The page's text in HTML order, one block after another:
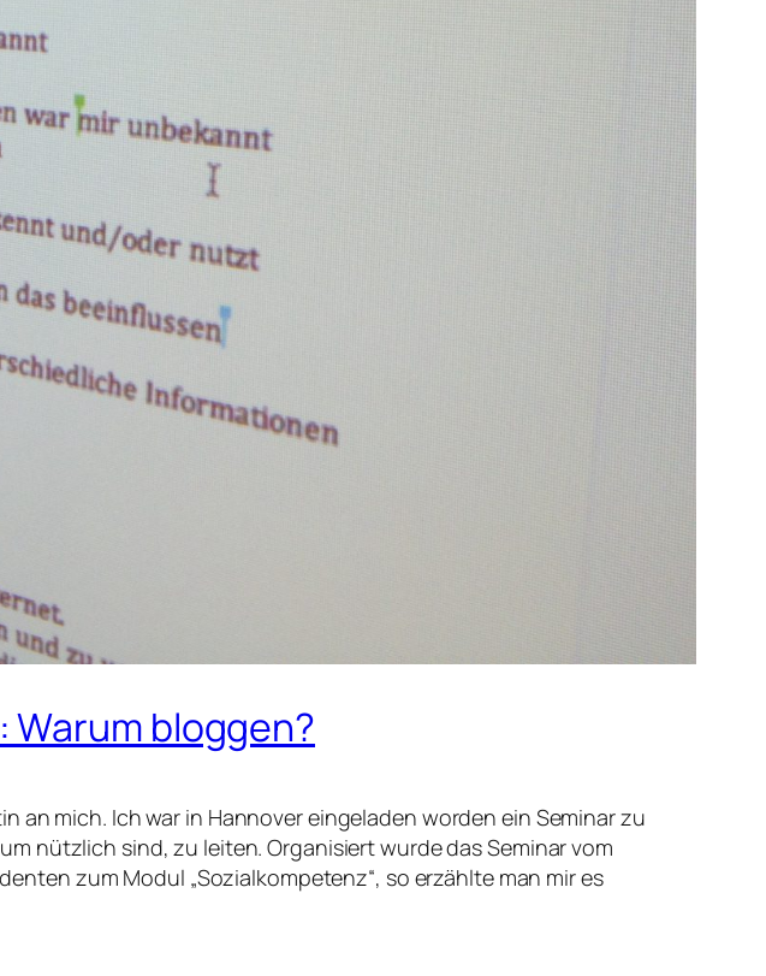
Warum bloggen?
an mich. Ich war in Hannover eingeladen worden ein Seminar zu
nützlich sind, zu leiten. Organisiert wurde das Seminar vom
zum Modul „Sozialkompetenz“, so erzählte man mir es